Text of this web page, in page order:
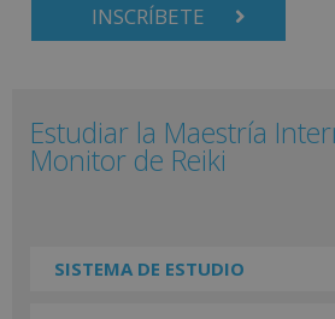
INSCRÍBETE
Estudiar la Maestría
Monitor de Reiki
SISTEMA DE ESTUDIO